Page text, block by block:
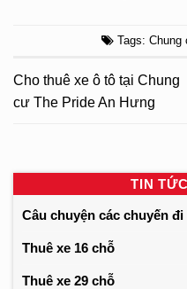
Tags: Chung
Cho thuê xe ô tô tại Chung
cư The Pride An Hưng
TIN
Câu chuyện các chuyến đi
Thuê xe 16 chỗ
Thuê xe 29 chỗ